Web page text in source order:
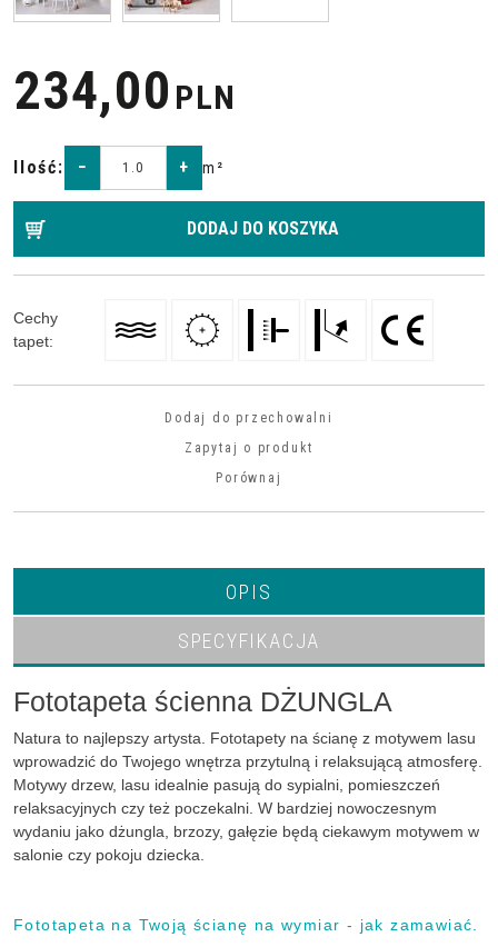
234,00 PLN
Ilość: − + m²
DODAJ DO KOSZYKA
Cechy
tapet:
Dodaj do przechowalni
Zapytaj o produkt
Porównaj
OPIS
SPECYFIKACJA
Fototapeta ścienna DŻUNGLA
Natura to najlepszy artysta. Fototapety na ścianę z motywem lasu
wprowadzić do Twojego wnętrza przytulną i relaksującą atmosferę.
Motywy drzew, lasu idealnie pasują do sypialni, pomieszczeń
relaksacyjnych czy też poczekalni. W bardziej nowoczesnym
wydaniu jako dżungla, brzozy, gałęzie będą ciekawym motywem w
salonie czy pokoju dziecka.
Fototapeta na Twoją ścianę na wymiar - jak zamawiać.